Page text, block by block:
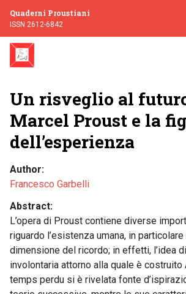
Quaderni Proustiani
ISSN 2612-6842
Un risveglio al
Marcel Proust e la
dell’esperienza
Author
Francesco Garbelli
Abstract
L’opera di Proust contiene diverse
riguardo l’esistenza umana, in
dimensione del ricordo; in effetti, l’idea
involontaria attorno alla quale è costruito
temps perdu si è rivelata fonte